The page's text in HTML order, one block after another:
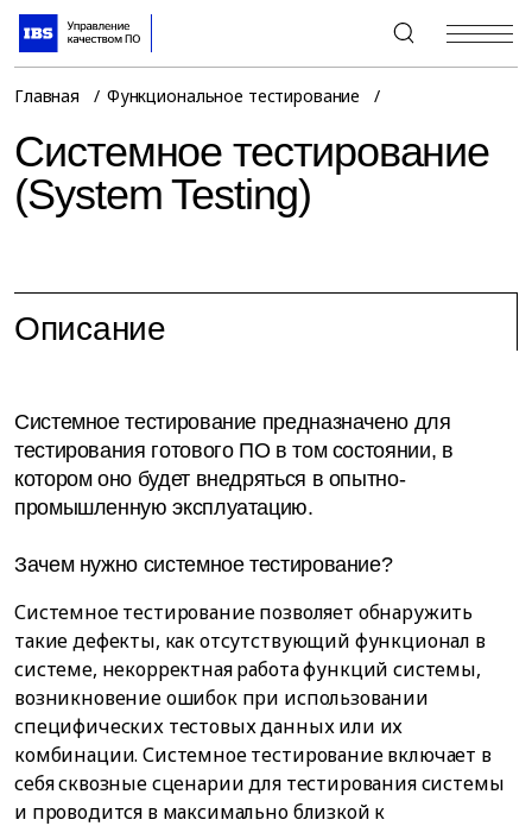
+7 (495) 967-80-80
Главная Функциональное тестирование
Cистемное тестирование
(System Testing)
Описание
Системное тестирование предназначено для
тестирования готового ПО в том состоянии, в
котором оно будет внедряться в опытно-
промышленную эксплуатацию.
Зачем нужно системное тестирование?
Системное тестирование позволяет обнаружить
такие дефекты, как отсутствующий функционал в
системе, некорректная работа функций системы,
возникновение ошибок при использовании
специфических тестовых данных или их
комбинации. Системное тестирование включает в
себя сквозные сценарии для тестирования системы
и проводится в максимально близкой к